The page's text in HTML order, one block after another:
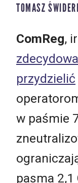
TOMASZ
ComReg,
przydzielić
w paśmie
pasma 2,1